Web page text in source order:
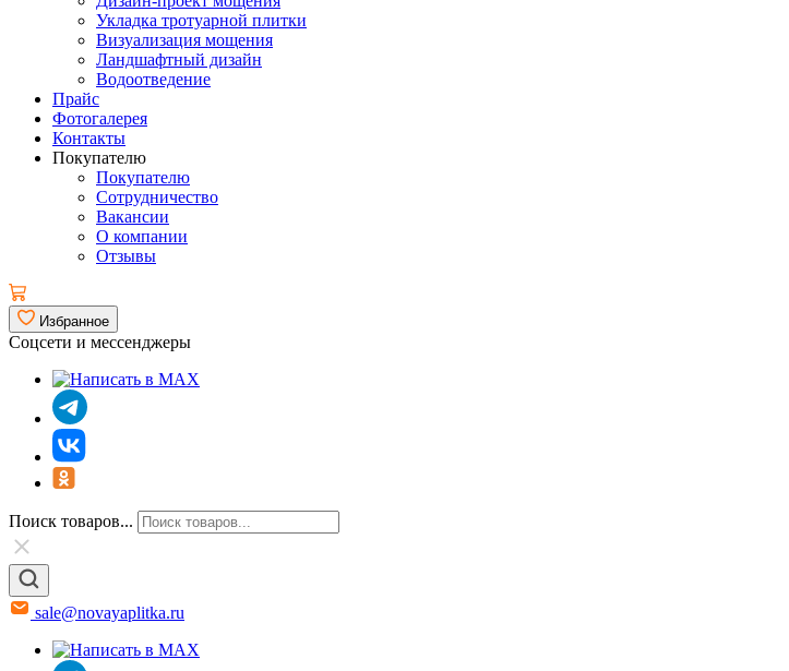
Укладка тротуарной плитки
Визуализация мощения
Ландшафтный дизайн
Водоотведение
Прайс
Фотогалерея
Контакты
Покупателю
Покупателю
Сотрудничество
Вакансии
О компании
Отзывы
Избранное
Соцсети и мессенджеры
Поиск товаров...
sale@novayaplitka.ru